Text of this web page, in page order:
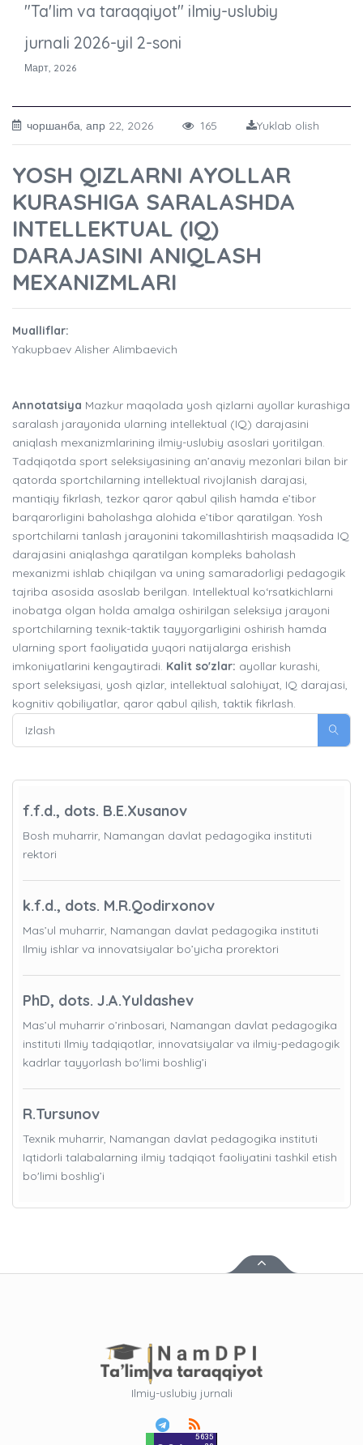
"Ta'lim va taraqqiyot" ilmiy-uslubiy
jurnali 2026-yil 2-soni
Март, 2026
чоршанба, апр 22, 2026 165 Yuklab olish
YOSH QIZLARNI AYOLLAR
KURASHIGA SARALASHDA
INTELLEKTUAL (IQ)
DARAJASINI ANIQLASH
MEXANIZMLARI
Mualliflar:
Yakupbaev Alisher Alimbaevich
Annotatsiya Mazkur maqolada yosh qizlarni ayollar kurashiga
saralash jarayonida ularning intellektual (IQ) darajasini
aniqlash mexanizmlarining ilmiy-uslubiy asoslari yoritilgan.
Tadqiqotda sport seleksiyasining an’anaviy mezonlari bilan bir
qatorda sportchilarning intellektual rivojlanish darajasi,
mantiqiy fikrlash, tezkor qaror qabul qilish hamda e’tibor
barqarorligini baholashga alohida e’tibor qaratilgan. Yosh
sportchilarni tanlash jarayonini takomillashtirish maqsadida IQ
darajasini aniqlashga qaratilgan kompleks baholash
mexanizmi ishlab chiqilgan va uning samaradorligi pedagogik
tajriba asosida asoslab berilgan. Intellektual ko‘rsatkichlarni
inobatga olgan holda amalga oshirilgan seleksiya jarayoni
sportchilarning texnik-taktik tayyorgarligini oshirish hamda
ularning sport faoliyatida yuqori natijalarga erishish
imkoniyatlarini kengaytiradi. Kalit so'zlar: ayollar kurashi,
sport seleksiyasi, yosh qizlar, intellektual salohiyat, IQ darajasi,
kognitiv qobiliyatlar, qaror qabul qilish, taktik fikrlash.
f.f.d., dots. B.E.Xusanov
Bosh muharrir, Namangan davlat pedagogika instituti
rektori
k.f.d., dots. M.R.Qodirxonov
Mas’ul muharrir, Namangan davlat pedagogika instituti
Ilmiy ishlar va innovatsiyalar bo’yicha prorektori
PhD, dots. J.A.Yuldashev
Mas’ul muharrir o’rinbosari, Namangan davlat pedagogika
instituti Ilmiy tadqiqotlar, innovatsiyalar va ilmiy-pedagogik
kadrlar tayyorlash bo'limi boshlig’i
R.Tursunov
Texnik muharrir, Namangan davlat pedagogika instituti
Iqtidorli talabalarning ilmiy tadqiqot faoliyatini tashkil etish
bo'limi boshlig’i
Ilmiy-uslubiy jurnali